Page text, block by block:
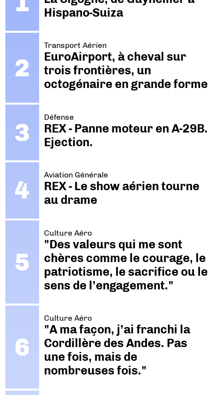
Hispano-Suiza
Transport Aérien
EuroAirport, à cheval sur
trois frontières, un
octogénaire en grande forme
Défense
REX - Panne moteur en A-29B.
Ejection.
Aviation Générale
REX - Le show aérien tourne
au drame
Culture Aéro
"Des valeurs qui me sont
chères comme le courage, le
patriotisme, le sacrifice ou le
sens de l’engagement."
Culture Aéro
"A ma façon, j’ai franchi la
Cordillère des Andes. Pas
une fois, mais de
nombreuses fois."